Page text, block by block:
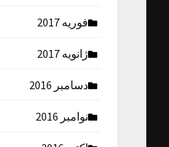
فوریه 2017
ژانویه 2017
دسامبر 2016
نوامبر 2016